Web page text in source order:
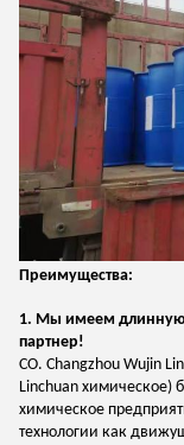
Преимущества:
1. Мы имеем
партнер!
CO. Changzhou Wujin
Linchuan химическое)
химическое
технологии как